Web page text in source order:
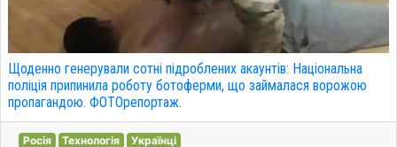
Щоденно генерували сотні підроблених акаунтів: Національна
поліція припинила роботу ботоферми, що займалася ворожою
пропагандою. ФОТОрепортаж.
Росія Технологія Українці